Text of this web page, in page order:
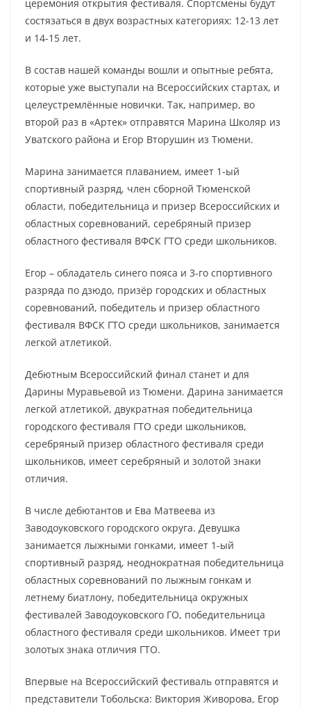
церемония открытия фестиваля. Спортсмены будут
состязаться в двух возрастных категориях: 12-13 лет
и 14-15 лет.
В состав нашей команды вошли и опытные ребята,
которые уже выступали на Всероссийских стартах, и
целеустремлённые новички. Так, например, во
второй раз в «Артек» отправятся Марина Школяр из
Уватского района и Егор Вторушин из Тюмени.
Марина занимается плаванием, имеет 1-ый
спортивный разряд, член сборной Тюменской
области, победительница и призер Всероссийских и
областных соревнований, серебряный призер
областного фестиваля ВФСК ГТО среди школьников.
Егор – обладатель синего пояса и 3-го спортивного
разряда по дзюдо, призёр городских и областных
соревнований, победитель и призер областного
фестиваля ВФСК ГТО среди школьников, занимается
легкой атлетикой.
Дебютным Всероссийский финал станет и для
Дарины Муравьевой из Тюмени. Дарина занимается
легкой атлетикой, двукратная победительница
городского фестиваля ГТО среди школьников,
серебряный призер областного фестиваля среди
школьников, имеет серебряный и золотой знаки
отличия.
В числе дебютантов и Ева Матвеева из
Заводоуковского городского округа. Девушка
занимается лыжными гонками, имеет 1-ый
спортивный разряд, неоднократная победительница
областных соревнований по лыжным гонкам и
летнему биатлону, победительница окружных
фестивалей Заводоуковского ГО, победительница
областного фестиваля среди школьников. Имеет три
золотых знака отличия ГТО.
Впервые на Всероссийский фестиваль отправятся и
представители Тобольска: Виктория Живорова, Егор